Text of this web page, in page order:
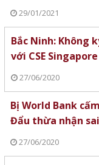
29/01/2021
Bắc Ninh: Không
với CSE Singapore
27/06/2020
Bị World Bank
Đẩu thừa nhận
27/06/2020